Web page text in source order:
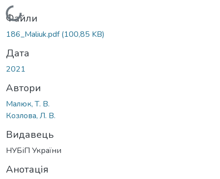
Вантажиться...
Файли
186_Maliuk.pdf(100,85 KB)
Дата
2021
Автори
Малюк, Т. В.
Козлова, Л. В.
Видавець
НУБіП України
Анотація